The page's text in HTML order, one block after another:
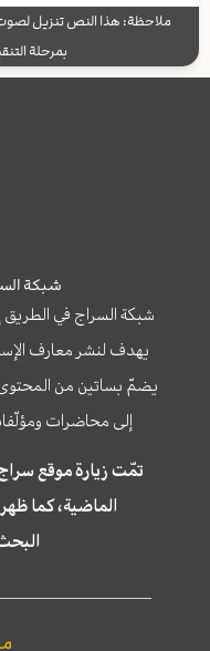
ملاحظة: هذا النص تنزيل
بمرحلة
شبكة
شبكة السراج في الطريق
يهدف لنشر معارف
يضمّ بساتين من
إلى محاضرات
الماضية، كما
البحث٢٢,٢٩٠,٠٠٠